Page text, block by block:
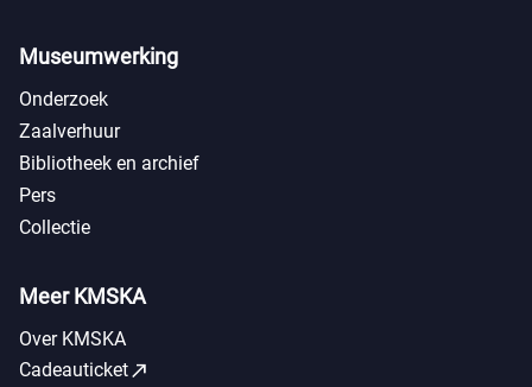
Museumwerking
Onderzoek
Zaalverhuur
Bibliotheek en archief
Pers
Collectie
Meer KMSKA
Over KMSKA
Cadeauticketcall_made